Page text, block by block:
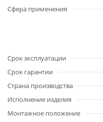
Сфера применения
Срок эксплуатации
Срок гарантии
Страна производства
Исполнение изделия
Монтажное положение